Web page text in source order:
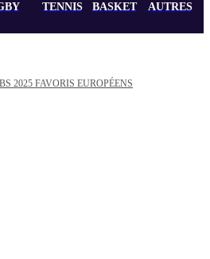
TENNIS BASKET AUTRES
2025 FAVORIS EUROPÉENS